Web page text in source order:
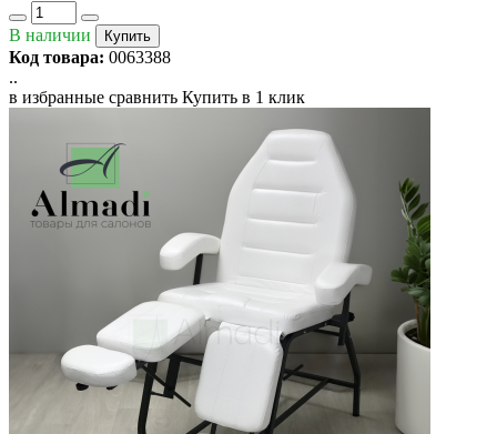
В наличии Купить
Код товара: 0063388
..
в избранные сравнить Купить в 1 клик